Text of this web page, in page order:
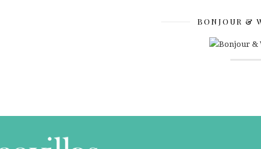
BONJOUR &